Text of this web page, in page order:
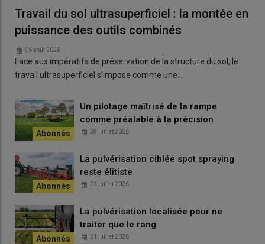
Travail du sol ultrasuperficiel : la montée en
puissance des outils combinés
06 août 2026
Face aux impératifs de préservation de la structure du sol, le
travail ultrasuperficiel s’impose comme une…
Un pilotage maîtrisé de la rampe
comme préalable à la précision
28 juillet 2026
La pulvérisation ciblée spot spraying
reste élitiste
23 juillet 2026
La pulvérisation localisée pour ne
traiter que le rang
21 juillet 2026